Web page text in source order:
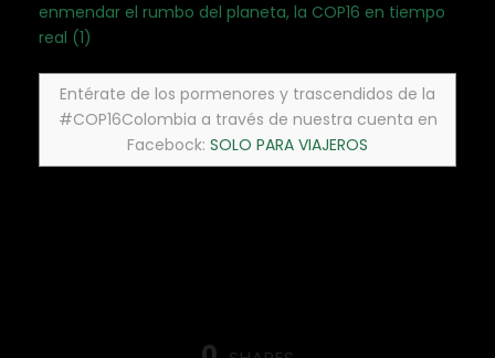
enmendar el rumbo del planeta, la COP16 en tiempo
real (1)
Entérate de los pormenores y trascendidos de la
#COP16Colombia a través de nuestra cuenta en
Facebock: SOLO PARA VIAJEROS